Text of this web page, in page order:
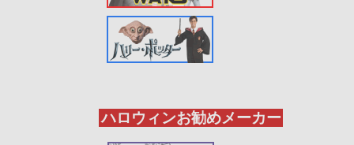
ハロウィンお勧めメーカー